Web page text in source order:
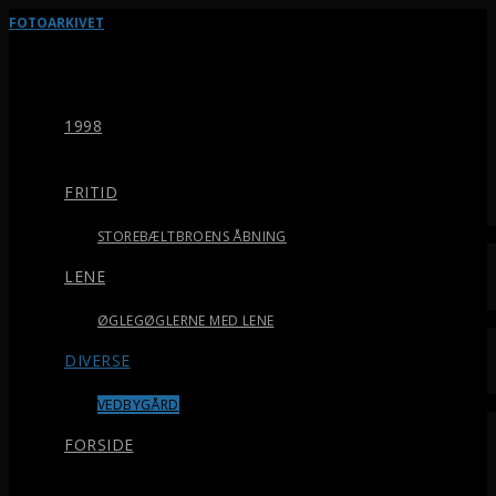
FOTOARKIVET
1998
FRITID
STOREBÆLTBROENS ÅBNING
LENE
ØGLEGØGLERNE MED LENE
DIVERSE
VEDBYGÅRD
FORSIDE